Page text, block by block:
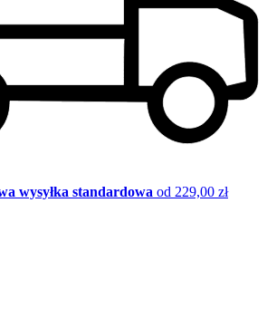
wysyłka standardowa od 229,00 zł